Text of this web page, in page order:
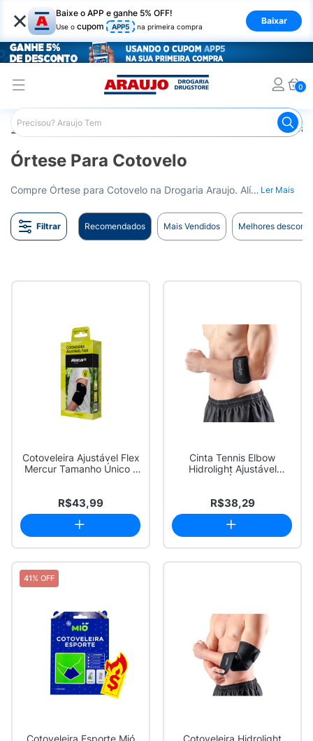
× Baixe o APP e ganhe 5% OFF!
Use o cupom APP5 na primeira compra
Baixar
0
Araujo Saúde e Bem Estar Órtese para
Órtese Para Cotovelo
Compre Órtese para Cotovelo na Drogaria Araujo. Alívio para o cotovelo. Entrega para todo o Brasil. Ler Mais
Filtrar Recomendados Mais Vendidos Melhores
Cotoveleira Ajustável Flex
Mercur Tamanho Único 1
R$43,99
Cinta Tennis Elbow
Hidrolight Ajustável
Tamanho Único com...
R$38,29
41% OFF
Cotoveleira Esporte Mió
Cotoveleira Hidrolight